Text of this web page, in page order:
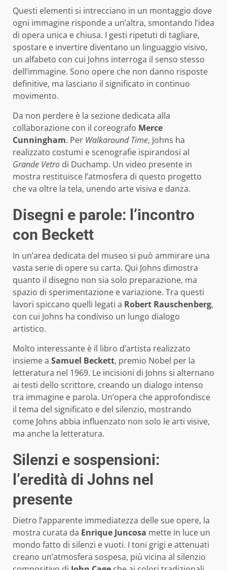
Questi elementi si intrecciano in un montaggio dove
ogni immagine risponde a un’altra, smontando l’idea
di opera unica e chiusa. I gesti ripetuti di tagliare,
spostare e invertire diventano un linguaggio visivo,
un alfabeto con cui Johns interroga il senso stesso
dell’immagine. Sono opere che non danno risposte
definitive, ma lasciano il significato in continuo
movimento.
Da non perdere è la sezione dedicata alla
collaborazione con il coreografo Merce
Cunningham. Per Walkaround Time, Johns ha
realizzato costumi e scenografie ispirandosi al
Grande Vetro di Duchamp. Un video presente in
mostra restituisce l’atmosfera di questo progetto
che va oltre la tela, unendo arte visiva e danza.
Disegni e parole: l’incontro
con Beckett
In un’area dedicata del museo si può ammirare una
vasta serie di opere su carta. Qui Johns dimostra
quanto il disegno non sia solo preparazione, ma
spazio di sperimentazione e variazione. Tra questi
lavori spiccano quelli legati a Robert Rauschenberg,
con cui Johns ha condiviso un lungo dialogo
artistico.
Molto interessante è il libro d’artista realizzato
insieme a Samuel Beckett, premio Nobel per la
letteratura nel 1969. Le incisioni di Johns si alternano
ai testi dello scrittore, creando un dialogo intenso
tra immagine e parola. Un’opera che approfondisce
il tema del significato e del silenzio, mostrando
come Johns abbia influenzato non solo le arti visive,
ma anche la letteratura.
Silenzi e sospensioni:
l’eredità di Johns nel
presente
Dietro l’apparente immediatezza delle sue opere, la
mostra curata da Enrique Juncosa mette in luce un
mondo fatto di silenzi e vuoti. I toni grigi e attenuati
creano un’atmosfera sospesa, più vicina al silenzio